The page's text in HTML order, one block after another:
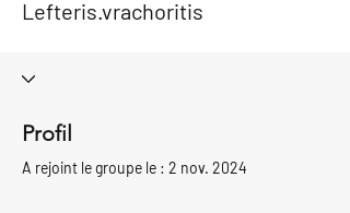
Lefteris.vrachoritis
Profil
A rejoint le groupe le : 2 nov. 2024